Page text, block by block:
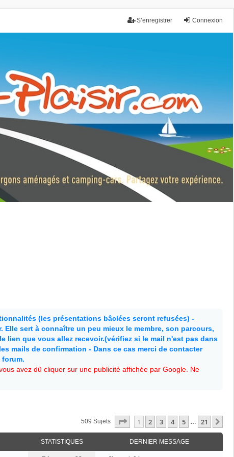
Connexion
S’enregistrer
(les présentations bâclées seront refusées) -
sert à connaître un peu mieux le membre, son parcours,
lien que vous allez recevoir.(vérifiez si le mail n'est pas dans
mails de confirmation - Dans ce cas merci de contacter
avez dû cliquer sur une publicité affichée par Google. Ne
509 Sujets Page Sur21
1 2 3 4 5 21
STATISTIQUES DERNIER MESSAGE